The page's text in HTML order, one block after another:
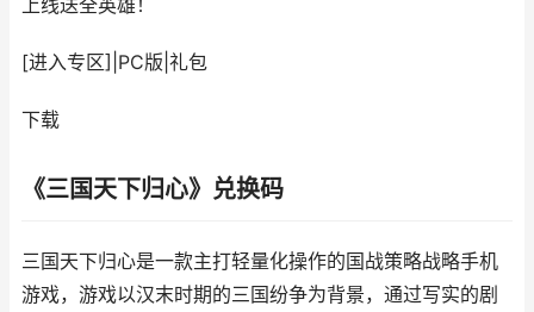
上线送全英雄！
[进入专区] PC版 礼包
下载
《三国天下归心》兑换码
三国天下归心是一款主打轻量化操作的国战策略战略手机
游戏，游戏以汉末时期的三国纷争为背景，通过写实的剧